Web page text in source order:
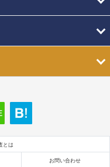
とは
お問い合わせ